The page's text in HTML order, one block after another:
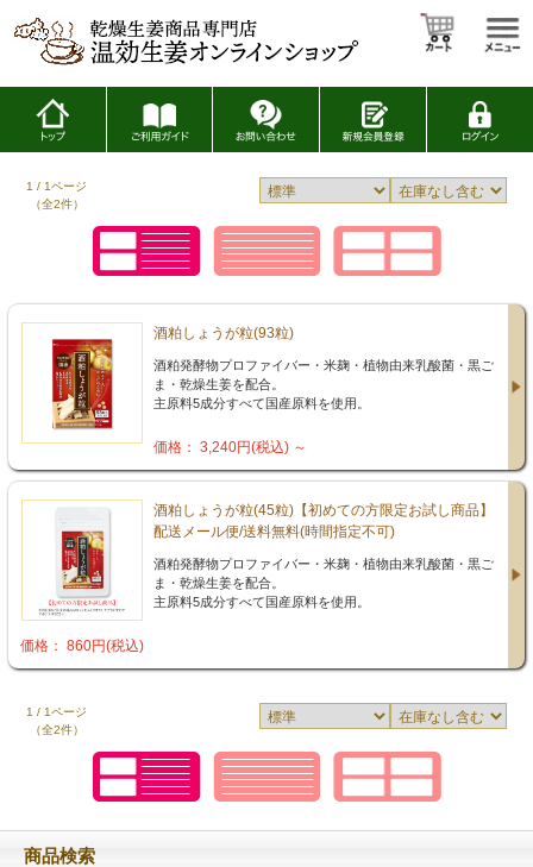
1 / 1ページ
（全2件）
酒粕しょうが粒(93粒)
酒粕発酵物プロファイバー・米麹・植物由来乳酸菌・黒ご
ま・乾燥生姜を配合。
主原料5成分すべて国産原料を使用。
価格： 3,240円(税込) ～
酒粕しょうが粒(45粒)【初めての方限定お試し商品】
配送メール便/送料無料(時間指定不可)
酒粕発酵物プロファイバー・米麹・植物由来乳酸菌・黒ご
ま・乾燥生姜を配合。
主原料5成分すべて国産原料を使用。
価格： 860円(税込)
1 / 1ページ
（全2件）
商品検索